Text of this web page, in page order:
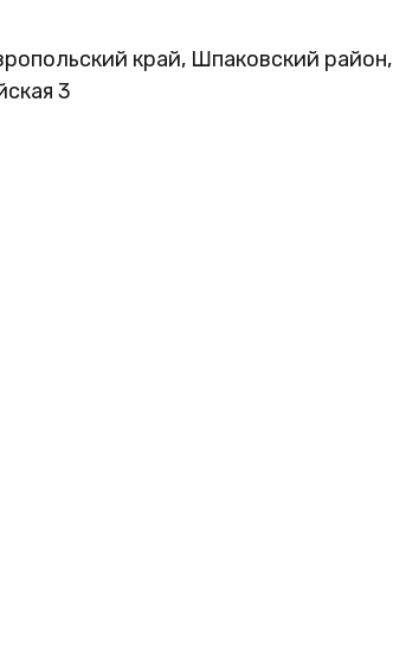
край, Шпаковский район,
3